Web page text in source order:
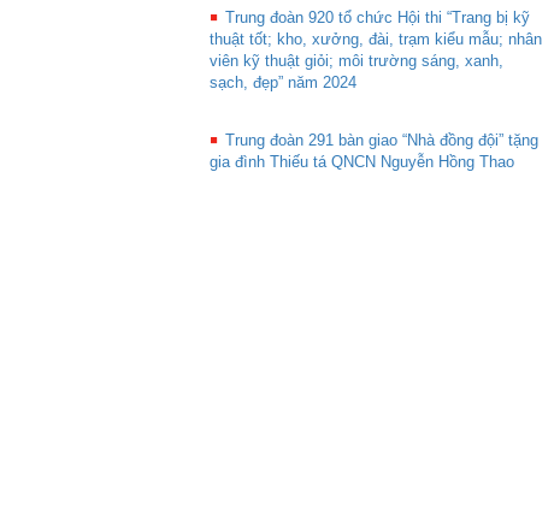
Trung đoàn 920 tổ chức Hội thi “Trang bị kỹ
thuật tốt; kho, xưởng, đài, trạm kiểu mẫu; nhân
viên kỹ thuật giỏi; môi trường sáng, xanh,
sạch, đẹp” năm 2024
Trung đoàn 291 bàn giao “Nhà đồng đội” tặng
gia đình Thiếu tá QNCN Nguyễn Hồng Thao